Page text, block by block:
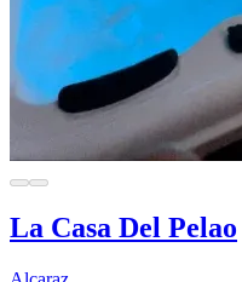
La Casa Del Pelao